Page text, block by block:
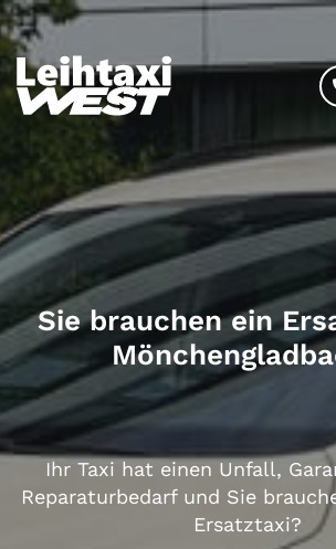
Sie brauchen ein
Ihr Taxi hat einen Unfall,
Reparaturbedarf und Sie
Ersatztaxi?